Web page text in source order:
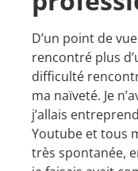
D’un point de
rencontré plus
difficulté
ma naïveté. Je
j’allais
Youtube et tous
très spontanée,